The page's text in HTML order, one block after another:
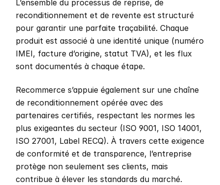
L’ensemble du processus de reprise, de
reconditionnement et de revente est structuré
pour garantir une parfaite traçabilité. Chaque
produit est associé à une identité unique (numéro
IMEI, facture d’origine, statut TVA), et les flux
sont documentés à chaque étape.
Recommerce s’appuie également sur une chaîne
de reconditionnement opérée avec des
partenaires certifiés, respectant les normes les
plus exigeantes du secteur (ISO 9001, ISO 14001,
ISO 27001, Label RECQ). À travers cette exigence
de conformité et de transparence, l’entreprise
protège non seulement ses clients, mais
contribue à élever les standards du marché.